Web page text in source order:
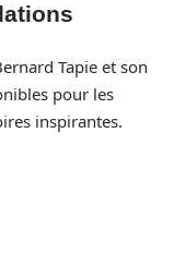
Tapie et son
pour les
inspirantes.